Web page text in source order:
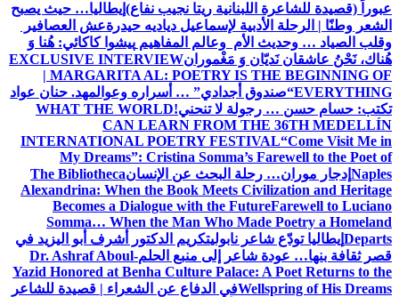
عبوراً (قصيدة للشاعرة اللبنانية ريتا نجيب نفاع) إيطاليا… حيث يصبح
الشعر وطنًا | الرحلة الأدبية لإسماعيل دياديه حيدرةعش العصافير
وقلب الصياد … وحديث الأم وعالم المفاهيم پیشوا کاکائي: هُنا وَ
هُناك، نَحْنُ عاشقان نَديّان وَ مَغْمورانEXCLUSIVE INTERVIEW
| MARGARITA AL: POETRY IS THE BEGINNING OF
EVERYTHING“صندوق أجدادي” … أسراره وعوالمهد. حنان عواد
تكتب: حسام حسن … رجولة لا تنحني!WHAT THE WORLD
CAN LEARN FROM THE 36TH MEDELLÍN
INTERNATIONAL POETRY FESTIVAL“Come Visit Me in
My Dreams”: Cristina Somma’s Farewell to the Poet of
Naples إدجار موران… رحلة البحث عن الإنسانThe Bibliotheca
Alexandrina: When the Book Meets Civilization and Heritage
Becomes a Dialogue with the FutureFarewell to Luciano
Somma… When the Man Who Made Poetry a Homeland
Departs إيطاليا تودّع شاعر نابوليتكريم الدكتور أشرف أبو اليزيد في
قصر ثقافة بنها… عودة شاعر إلى منبع الحلمDr. Ashraf Aboul-
Yazid Honored at Benha Culture Palace: A Poet Returns to the
Wellspring of His Dreamsفي الدفاع عن الشعراء | قصيدة للشاعر